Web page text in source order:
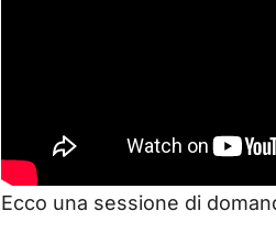
Ecco una sessione di